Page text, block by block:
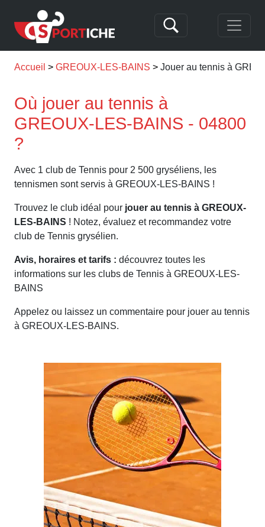
Accueil GREOUX-LES-BAINS Jouer au tennis à
Où jouer au tennis à
GREOUX-LES-BAINS - 04800
?
Avec 1 club de Tennis pour 2 500 gryséliens, les
tennismen sont servis à GREOUX-LES-BAINS !
Trouvez le club idéal pour jouer au tennis à GREOUX-
LES-BAINS ! Notez, évaluez et recommandez votre
club de Tennis grysélien.
Avis, horaires et tarifs : découvrez toutes les
informations sur les clubs de Tennis à GREOUX-LES-
BAINS
Appelez ou laissez un commentaire pour jouer au tennis
à GREOUX-LES-BAINS.